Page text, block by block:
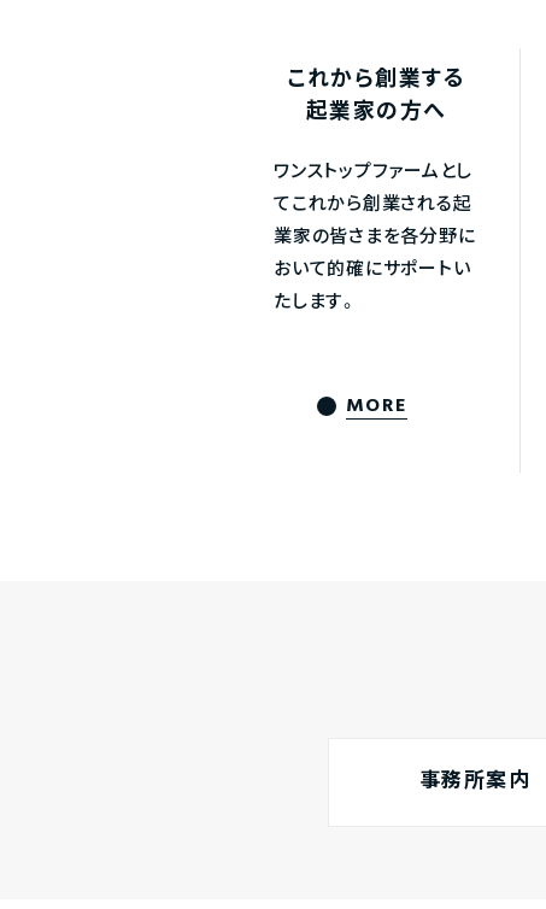
これから創業する
起業家の方へ
ワンストップファームとし
てこれから創業される起
業家の皆さまを各分野に
おいて的確にサポートい
たします。
MORE
事務所案内